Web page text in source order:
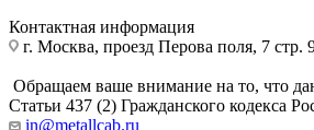
Контактная информация
г. Москва, проезд Перова поля, 7 стр.
Обращаем ваше внимание на то, что
Статьи 437 (2) Гражданского кодекса
in@metallcab.ru